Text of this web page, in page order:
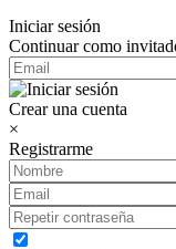
Iniciar sesión
Continuar como
Crear una cuenta
×
Registrarme